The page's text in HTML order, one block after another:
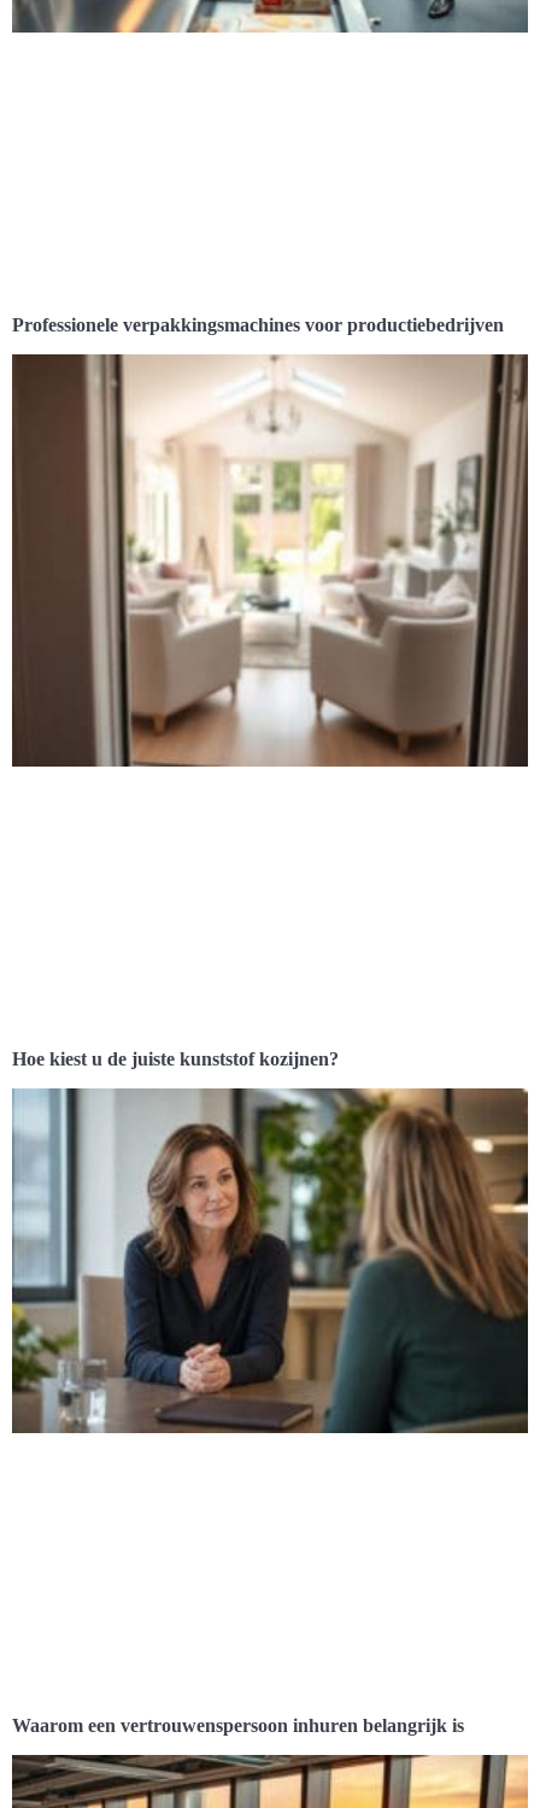
Professionele verpakkingsmachines voor productiebedrijven
Hoe kiest u de juiste kunststof kozijnen?
Waarom een vertrouwenspersoon inhuren belangrijk is